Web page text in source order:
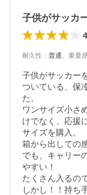
4
耐久性 ： 普通 重量
子供がサッカー
ついている、保
た。
ワンサイズ小さ
けでなく、応援
サイズを購入。
箱から出しての
でも、キャリー
やすい！
たくさん入るの
しかし！！持ち